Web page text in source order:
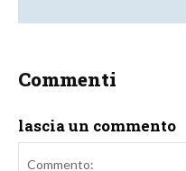
Commenti
lascia un commento